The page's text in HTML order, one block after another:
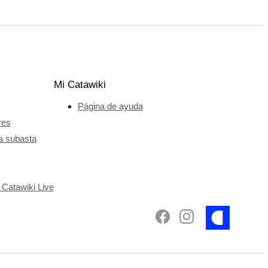
subasta
Live
Mi Catawiki
Página de ayuda